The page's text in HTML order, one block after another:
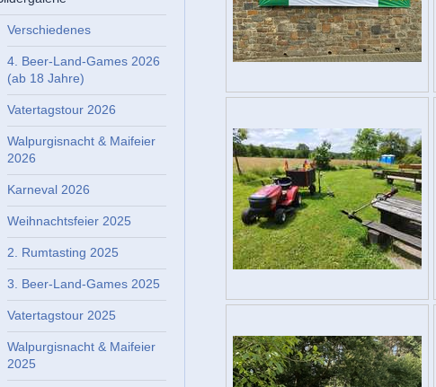
Verschiedenes
4. Beer-Land-Games 2026
(ab 18 Jahre)
Vatertagstour 2026
Walpurgisnacht & Maifeier
2026
Karneval 2026
Weihnachtsfeier 2025
2. Rumtasting 2025
3. Beer-Land-Games 2025
Vatertagstour 2025
Walpurgisnacht & Maifeier
2025